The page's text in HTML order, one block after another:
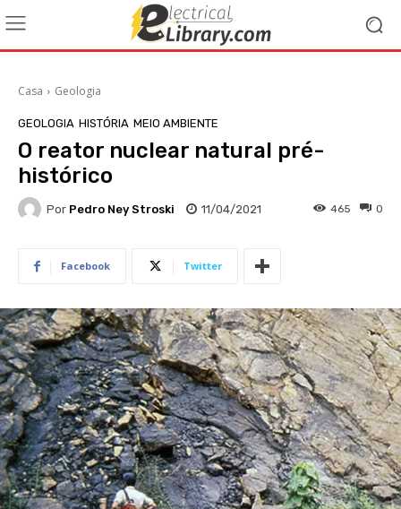
Casa Geologia
GEOLOGIA HISTÓRIA MEIO AMBIENTE
O reator nuclear natural pré-
histórico
Por Pedro Ney Stroski 11/04/2021 0
465
Facebook Twitter